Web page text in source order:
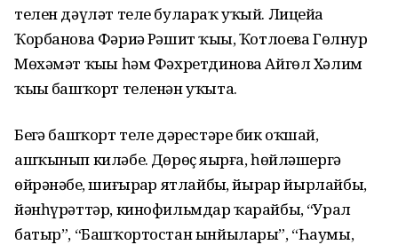
телен дәүләт теле булараҡ уҡый. Лицейҙа
Ҡорбанова Фәриҙә Рәшит ҡыҙы, Ҡотлоева Гөлнур
Мөхәмәт ҡыҙы һәм Фәхретдинова Айгөл Хәлим
ҡыҙы башҡорт теленән уҡыта.
Беҙгә башҡорт теле дәрестәре бик оҡшай,
ашҡынып киләбеҙ. Дөрөҫ яҙырға, һөйләшергә
өйрәнәбеҙ, шиғырҙар ятлайбыҙ, йырҙар йырлайбыҙ,
йәнһүрәттәр, кинофильмдар ҡарайбыҙ, “Урал
батыр”, “Башҡортостан ынйылары”, “Һаумы,